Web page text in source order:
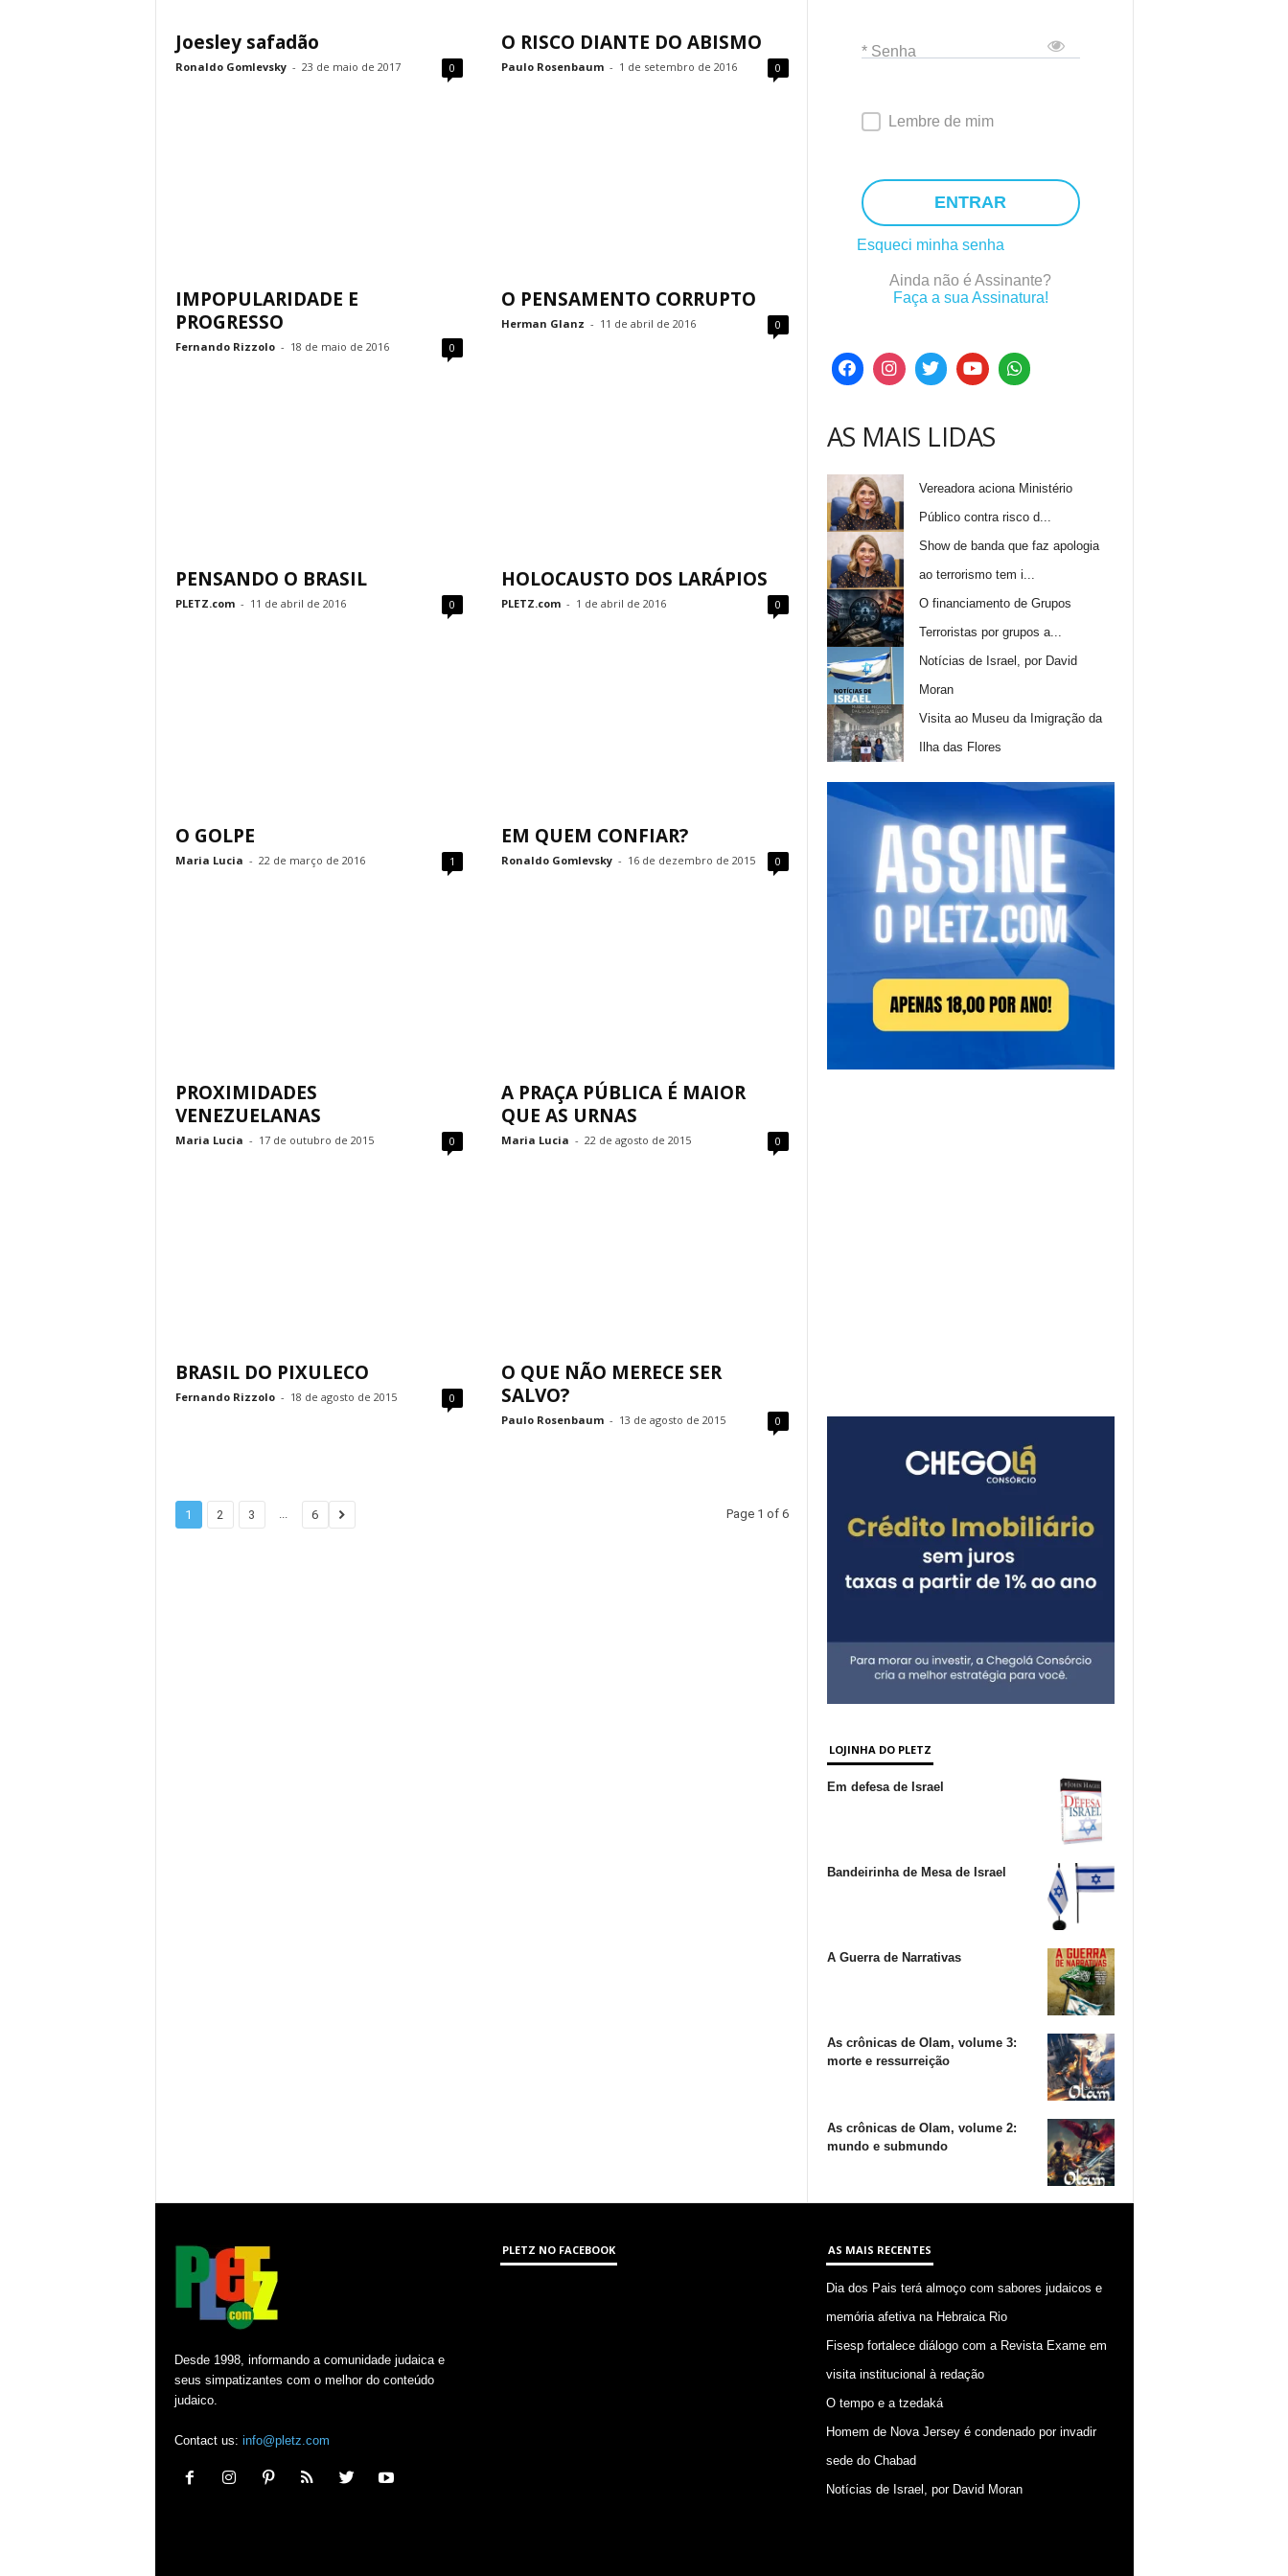
Joesley safadão
Ronaldo Gomlevsky - 23 de maio de 2017 0
O RISCO DIANTE DO ABISMO
Paulo Rosenbaum - 1 de setembro de 2016 0
IMPOPULARIDADE E
PROGRESSO
Fernando Rizzolo - 18 de maio de 2016 0
O PENSAMENTO CORRUPTO
Herman Glanz - 11 de abril de 2016 0
PENSANDO O BRASIL
PLETZ.com - 11 de abril de 2016 0
HOLOCAUSTO DOS LARÁPIOS
PLETZ.com - 1 de abril de 2016 0
O GOLPE
Maria Lucia - 22 de março de 2016 1
EM QUEM CONFIAR?
Ronaldo Gomlevsky - 16 de dezembro de 2015 0
PROXIMIDADES
VENEZUELANAS
Maria Lucia - 17 de outubro de 2015 0
A PRAÇA PÚBLICA É MAIOR
QUE AS URNAS
Maria Lucia - 22 de agosto de 2015 0
BRASIL DO PIXULECO
Fernando Rizzolo - 18 de agosto de 2015 0
O QUE NÃO MERECE SER
SALVO?
Paulo Rosenbaum - 13 de agosto de 2015 0
1 2 3 ... 6 Page 1 of 6
* Senha
Lembre de mim
ENTRAR
Esqueci minha senha
Ainda não é Assinante?
Faça a sua Assinatura!
AS MAIS LIDAS
Vereadora aciona Ministério
Público contra risco d...
Show de banda que faz apologia
ao terrorismo tem i...
O financiamento de Grupos
Terroristas por grupos a...
Notícias de Israel, por David
Moran
Visita ao Museu da Imigração da
Ilha das Flores
LOJINHA DO PLETZ
Em defesa de Israel
Bandeirinha de Mesa de Israel
A Guerra de Narrativas
As crônicas de Olam, volume 3:
morte e ressurreição
As crônicas de Olam, volume 2:
mundo e submundo
Desde 1998, informando a comunidade judaica e
seus simpatizantes com o melhor do conteúdo
judaico.
Contact us: info@pletz.com
PLETZ NO FACEBOOK AS MAIS RECENTES
Dia dos Pais terá almoço com sabores judaicos e
memória afetiva na Hebraica Rio
Fisesp fortalece diálogo com a Revista Exame em
visita institucional à redação
O tempo e a tzedaká
Homem de Nova Jersey é condenado por invadir
sede do Chabad
Notícias de Israel, por David Moran